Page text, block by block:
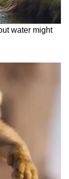
के पुराने
(2021)